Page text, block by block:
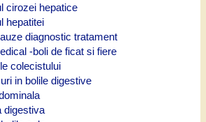
cirozei hepatice
hepatitei
diagnostic tratament
-boli de ficat si fiere
colecistului
in bolile digestive
digestiva